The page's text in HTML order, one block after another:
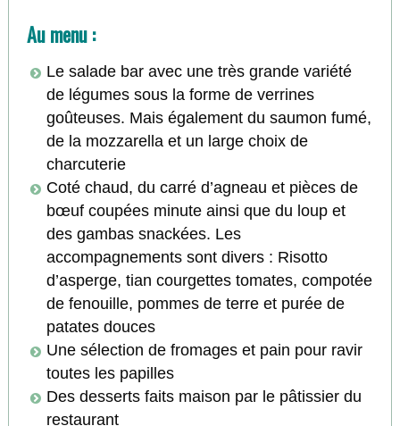
Au menu :
Le salade bar avec une très grande variété
de légumes sous la forme de verrines
goûteuses. Mais également du saumon fumé,
de la mozzarella et un large choix de
charcuterie
Coté chaud, du carré d’agneau et pièces de
bœuf coupées minute ainsi que du loup et
des gambas snackées. Les
accompagnements sont divers : Risotto
d’asperge, tian courgettes tomates, compotée
de fenouille, pommes de terre et purée de
patates douces
Une sélection de fromages et pain pour ravir
toutes les papilles
Des desserts faits maison par le pâtissier du
restaurant